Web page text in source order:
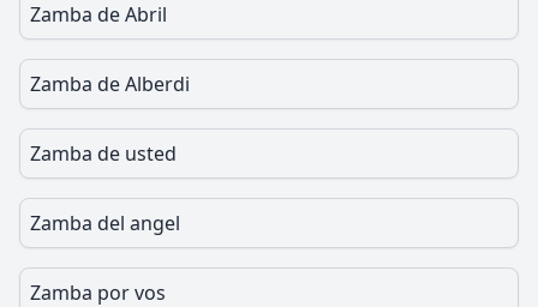
Zamba de Abril
Zamba de Alberdi
Zamba de usted
Zamba del angel
Zamba por vos